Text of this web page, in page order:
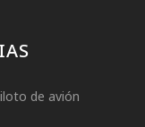
de avión